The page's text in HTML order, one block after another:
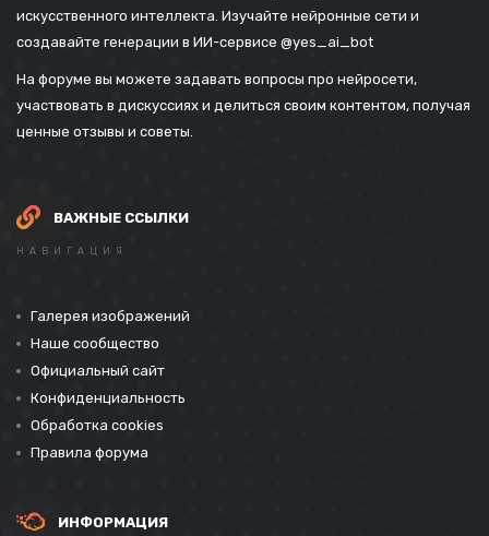
искусственного интеллекта. Изучайте нейронные сети и
создавайте генерации в ИИ-сервисе @yes_ai_bot
На форуме вы можете задавать вопросы про нейросети,
участвовать в дискуссиях и делиться своим контентом, получая
ценные отзывы и советы.
ВАЖНЫЕ ССЫЛКИ
НАВИГАЦИЯ
Галерея изображений
Наше сообщество
Официальный сайт
Конфиденциальность
Обработка cookies
Правила форума
ИНФОРМАЦИЯ